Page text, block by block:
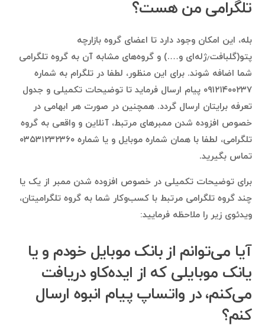
تلگرامی من هست؟
بله، این امکان وجود دارد تا اعضای گروه بازارچه
پتو(گلبافت٫ژله‌ای و….) و گروه‌های مشابه آن به گروه تلگرامی
شما اضافه شوند. برای این منظور، لطفا در تلگرام به شماره
۰۹۱۲۱۴۰۰۲۳۷ پیام ارسال فرماید تا توضیحات تکمیلی و جدول
تعرفه برایتان ارسال گردد. همچنین در صورت هر ابهامی در
خصوص افزوده شدن ممبرهای مرتبط، آنلاین و واقعی به گروه
تلگرامی، لطفا با همان شماره موبایل و یا شماره ۰۳۵۳۱۲۳۲۳۶۰
تماس بگیرید.
برای توضیحات تکمیلی در خصوص افزوده شدن ممبر از یک یا
چند گروه تلگرامی مرتبط با کسب‌وکار شما به گروه تلگرامیتان،
ویدئوی زیر را ملاحظه فرمایید:
آیا می‌توانم از بانک موبایل خودم و یا
یانک موبایلی که از ایده‌کاو دریافت
می‌کنم، در واتساپ پیام انبوه ارسال
کنم؟